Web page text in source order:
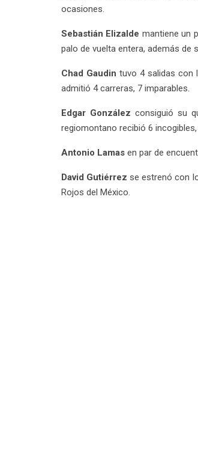
ocasiones.
Sebastián Elizalde mantiene un
palo de vuelta entera, además de
Chad Gaudin tuvo 4 salidas con
admitió 4 carreras, 7 imparables.
Edgar González consiguió su
regiomontano recibió 6
Antonio Lamas en par de
David Gutiérrez se estrenó con
Rojos del México.